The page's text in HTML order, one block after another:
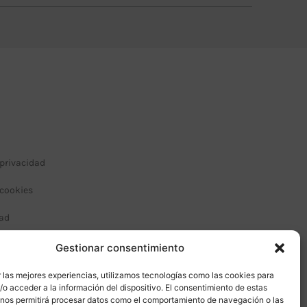
Gestionar consentimiento
las mejores experiencias, utilizamos tecnologías como las cookies para
o acceder a la información del dispositivo. El consentimiento de estas
permitirá procesar datos como el comportamiento de navegación o las
de compra